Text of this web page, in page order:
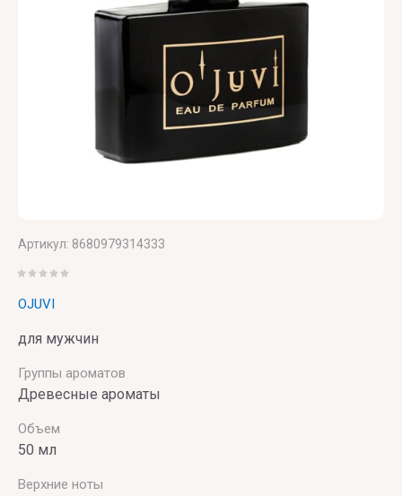
Артикул: 8680979314333
OJUVI
для мужчин
Группы ароматов
Древесные ароматы
Объем
50 мл
Верхние ноты
Secret
& ROLF
VILHELM
PARFUMERIE